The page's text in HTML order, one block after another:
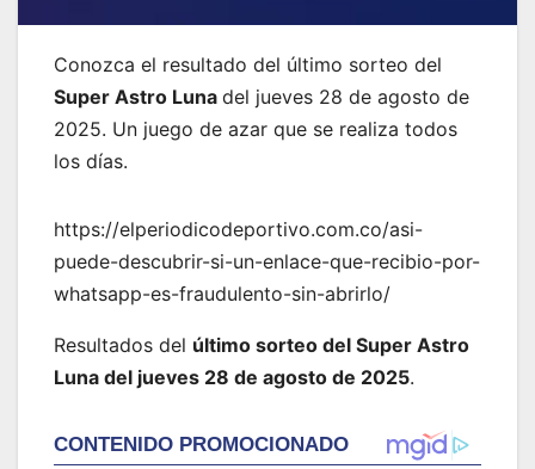
Conozca el resultado del último sorteo del
Super Astro Luna del jueves 28 de agosto de
2025. Un juego de azar que se realiza todos
los días.
https://elperiodicodeportivo.com.co/asi-
puede-descubrir-si-un-enlace-que-recibio-por-
whatsapp-es-fraudulento-sin-abrirlo/
Resultados del último sorteo del Super Astro
Luna del jueves 28 de agosto de 2025.